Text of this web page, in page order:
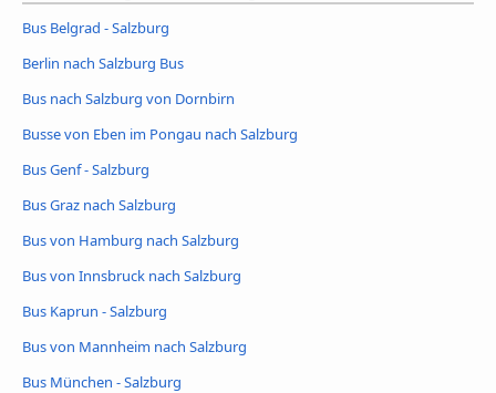
Bus Belgrad - Salzburg
Berlin nach Salzburg Bus
Bus nach Salzburg von Dornbirn
Busse von Eben im Pongau nach Salzburg
Bus Genf - Salzburg
Bus Graz nach Salzburg
Bus von Hamburg nach Salzburg
Bus von Innsbruck nach Salzburg
Bus Kaprun - Salzburg
Bus von Mannheim nach Salzburg
Bus München - Salzburg